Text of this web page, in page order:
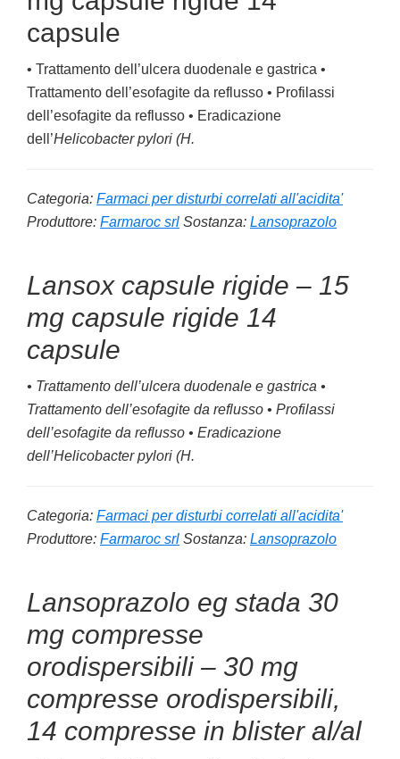
capsule
• Trattamento dell’ulcera duodenale e gastrica •
Trattamento dell’esofagite da reflusso • Profilassi
dell’esofagite da reflusso • Eradicazione
dell’Helicobacter pylori (H.
Categoria: Farmaci per disturbi correlati all'acidita'
Produttore: Farmaroc srl Sostanza: Lansoprazolo
Lansox capsule rigide – 15
mg capsule rigide 14
capsule
• Trattamento dell’ulcera duodenale e gastrica •
Trattamento dell’esofagite da reflusso • Profilassi
dell’esofagite da reflusso • Eradicazione
dell’Helicobacter pylori (H.
Categoria: Farmaci per disturbi correlati all'acidita'
Produttore: Farmaroc srl Sostanza: Lansoprazolo
Lansoprazolo eg stada 30
mg compresse
orodispersibili – 30 mg
compresse orodispersibili,
14 compresse in blister al/al